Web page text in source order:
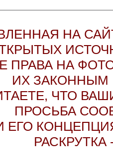
НА
ПРАВА НА
ИХ ЗАКОННЫМ
ЧТО
ПРОСЬБА
РАСКРУТКА